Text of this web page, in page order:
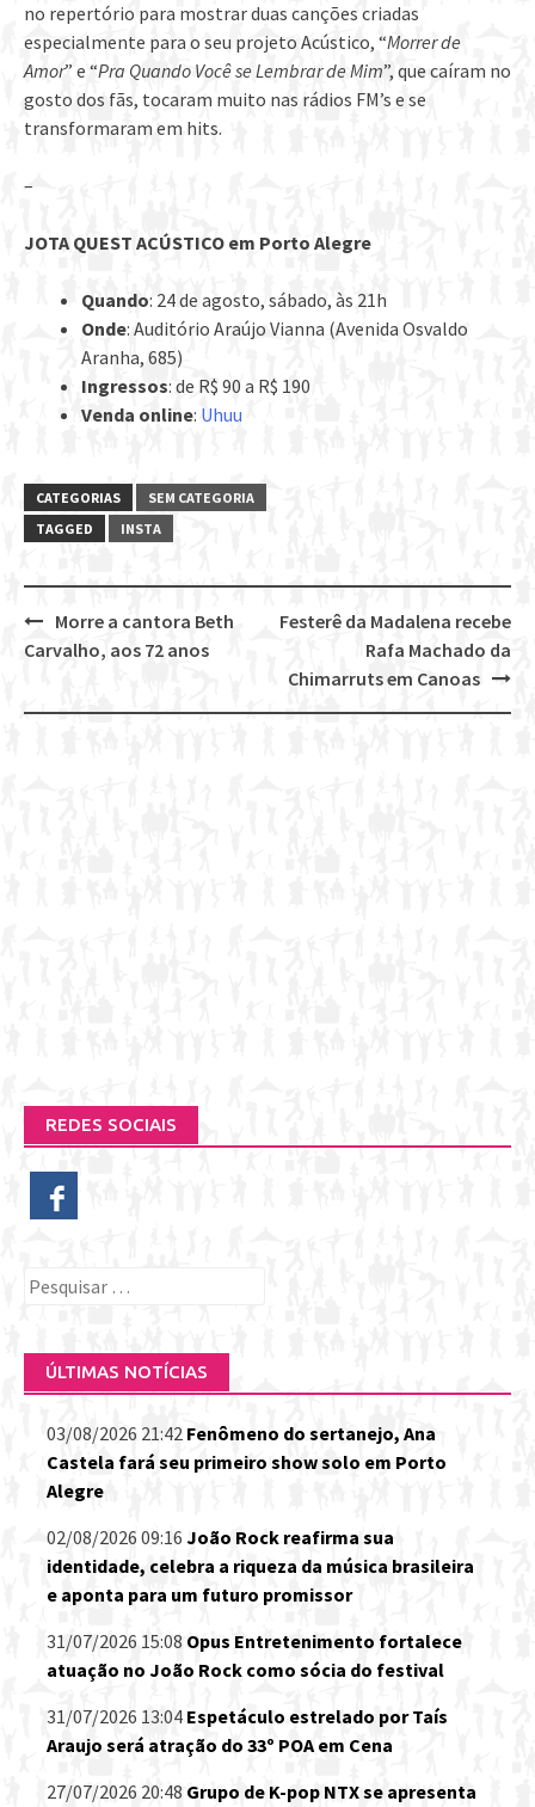
no repertório para mostrar duas canções criadas
especialmente para o seu projeto Acústico, “Morrer de
Amor” e “Pra Quando Você se Lembrar de Mim”, que caíram no
gosto dos fãs, tocaram muito nas rádios FM’s e se
transformaram em hits.
–
JOTA QUEST ACÚSTICO em Porto Alegre
Quando: 24 de agosto, sábado, às 21h
Onde: Auditório Araújo Vianna (Avenida Osvaldo
Aranha, 685)
Ingressos: de R$ 90 a R$ 190
Venda online: Uhuu
CATEGORIAS
SEM CATEGORIA
TAGGED
INSTA
Post
Festerê da Madalena recebe
Rafa Machado da
Chimarruts em Canoas
Morre a cantora Beth
Carvalho, aos 72 anos
REDES SOCIAIS
Pesquisar
ÚLTIMAS NOTÍCIAS
03/08/2026 21:42 Fenômeno do sertanejo, Ana
Castela fará seu primeiro show solo em Porto
Alegre
02/08/2026 09:16 João Rock reafirma sua
identidade, celebra a riqueza da música brasileira
e aponta para um futuro promissor
31/07/2026 15:08 Opus Entretenimento fortalece
atuação no João Rock como sócia do festival
31/07/2026 13:04 Espetáculo estrelado por Taís
Araujo será atração do 33º POA em Cena
27/07/2026 20:48 Grupo de K-pop NTX se apresenta